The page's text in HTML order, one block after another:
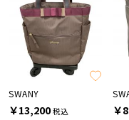
SWANY
￥13,200税込 ￥